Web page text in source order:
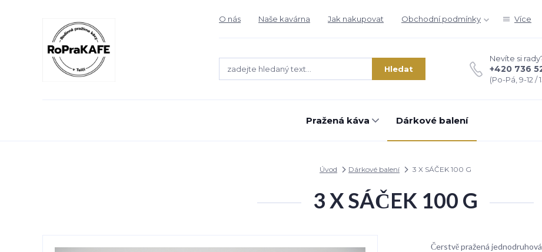
O nás Naše kavárna Jak nakupovat Obchodní podmínky Více
Hledat
Nevíte si
+420 736
(Po-Pá, 9-12 /
Pražená káva Dárkové balení
Úvod Dárkové balení 3 X SÁČEK 100 G
3 X SÁČEK 100 G
Čerstvě pražená